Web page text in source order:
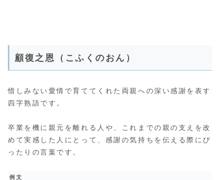
顧復之恩（こふくのおん）
惜しみない愛情で育ててくれた両親への深い感謝を表す
四字熟語です。
卒業を機に親元を離れる人や、これまでの親の支えを改
めて実感した人にとって、感謝の気持ちを伝える際にぴ
ったりの言葉です。
例文